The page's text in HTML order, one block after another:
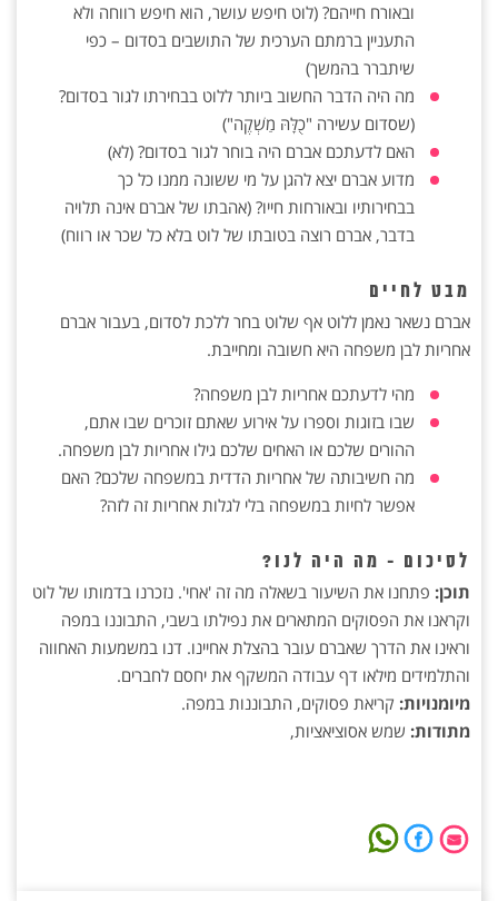
ובאורח חייהם? (לוט חיפש עושר, הוא חיפש רווחה ולא
התעניין ברמתם הערכית של התושבים בסדום – כפי
שיתברר בהמשך)
מה היה הדבר החשוב ביותר ללוט בבחירתו לגור בסדום?
(שסדום עשירה "כֻלָּהּ מַשְׁקֶה")
האם לדעתכם אברם היה בוחר לגור בסדום? (לא)
מדוע אברם יצא להגן על מי ששונה ממנו כל כך
בבחירותיו ובאורחות חייו? (אהבתו של אברם אינה תלויה
בדבר, אברם רוצה בטובתו של לוט בלא כל שכר או רווח)
מבט לחיים
אברם נשאר נאמן ללוט אף שלוט בחר ללכת לסדום, בעבור אברם
אחריות לבן משפחה היא חשובה ומחייבת.
מהי לדעתכם אחריות לבן משפחה?
שבו בזוגות וספרו על אירוע שאתם זוכרים שבו אתם,
ההורים שלכם או האחים שלכם גילו אחריות לבן משפחה.
מה חשיבותה של אחריות הדדית במשפחה שלכם? האם
אפשר לחיות במשפחה בלי לגלות אחריות זה לזה?
לסיכום - מה היה לנו?
תוכן: פתחנו את השיעור בשאלה מה זה 'אחי'. נזכרנו בדמותו של לוט
וקראנו את הפסוקים המתארים את נפילתו בשבי, התבוננו במפה
וראינו את הדרך שאברם עובר בהצלת אחיינו. דנו במשמעות האחווה
והתלמידים מילאו דף עבודה המשקף את יחסם לחברים.
מיומנויות: קריאת פסוקים, התבוננות במפה.
מתודות: שמש אסוציאציות,